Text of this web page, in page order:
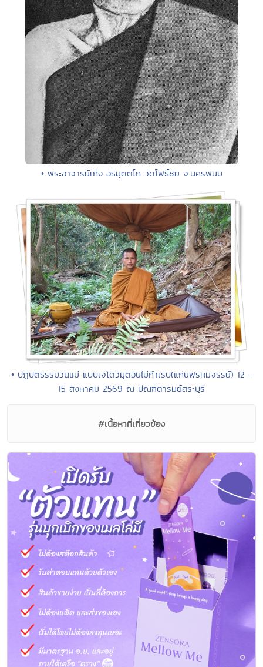
• พระอาจารย์เกิ่ง อธิมุตตโก วัดโพธิ์ชัย จ.นครพนม
• ปฏิบัติธรรมวันแม่ แบบเจโตวิมุติอันไม่กำเริบ(แก่นพรหมจรรย์) 12 -
15 สิงหาคม 2569 ณ ปัณฑิตารมย์สระบุรี
#เนื้อหาที่เกี่ยวข้อง